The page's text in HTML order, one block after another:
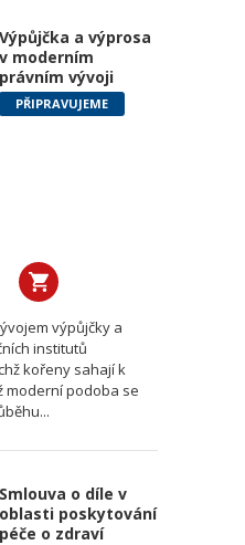
Výpůjčka a výprosa
v moderním
právním vývoji
PŘIPRAVUJEME
výpůjčky a
institutů
kořeny sahají k
moderní podoba se
Smlouva o díle v
oblasti poskytování
péče o zdraví